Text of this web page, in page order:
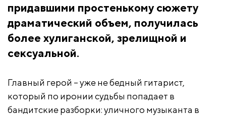
придавшими простенькому сюжету
драматический объем, получилась
более хулиганской, зрелищной и
сексуальной.
Главный герой – уже не бедный гитарист,
который по иронии судьбы попадает в
бандитские разборки: уличного музыканта в